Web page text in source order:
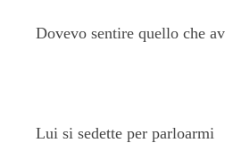
Dovevo sentire quello che
Lui si sedette per parloarmi